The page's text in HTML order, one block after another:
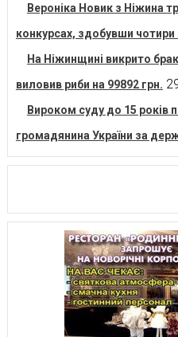
Вероніка Новик з Ніжина
конкурсах, здобувши чотири
На Ніжинщині викрито
виловив риби на 99892 грн.
Вироком суду до 15 років
громадянина України за